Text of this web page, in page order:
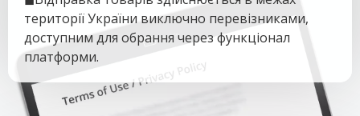
території України виключно перевізниками,
доступним для обрання через функціонал
платформи.